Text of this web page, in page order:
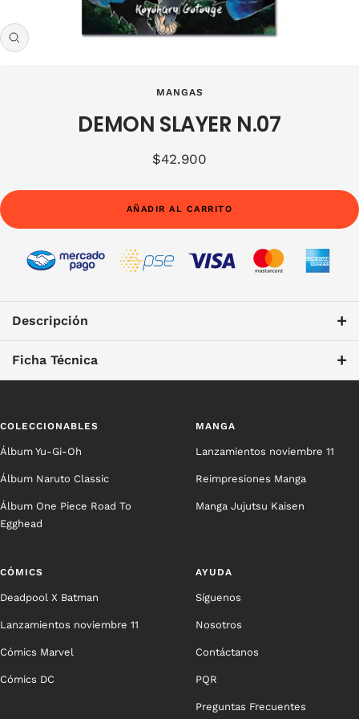
Zoom
MANGAS
DEMON SLAYER N.07
Precio
venta
$42.900
AÑADIR AL CARRITO
Descripción +
Ficha Técnica +
COLECCIONABLES
Álbum Yu-Gi-Oh
Álbum Naruto Classic
Álbum One Piece Road To
Egghead
MANGA
Lanzamientos noviembre 11
Reimpresiones Manga
Manga Jujutsu Kaisen
CÓMICS
Deadpool X Batman
Lanzamientos noviembre 11
Cómics Marvel
Cómics DC
AYUDA
Síguenos
Nosotros
Contáctanos
PQR
Preguntas Frecuentes